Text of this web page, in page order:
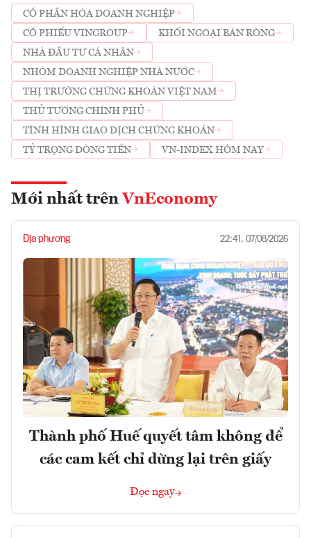
CỔ PHẦN HÓA DOANH NGHIỆP
CỔ PHIẾU VINGROUP
KHỐI NGOẠI BÁN RÒNG
NHÀ ĐẦU TƯ CÁ NHÂN
NHÓM DOANH NGHIỆP NHÀ NƯỚC
THỊ TRƯỜNG CHỨNG KHOÁN VIỆT NAM
THỦ TƯỚNG CHÍNH PHỦ
TÌNH HÌNH GIAO DỊCH CHỨNG KHOÁN
TỶ TRỌNG DÒNG TIỀN
VN-INDEX HÔM NAY
Mới nhất trên VnEconomy
Địa phương 22:41, 07/08/2026
Thành phố Huế quyết tâm không để
các cam kết chỉ dừng lại trên giấy
Đọc ngay